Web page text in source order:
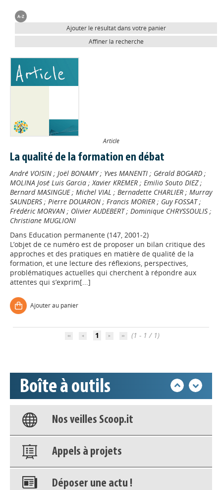
Ajouter le résultat dans votre panier
Affiner la recherche
Article
La qualité de la formation en débat
André VOISIN ; Joël BONAMY; Yves MANENTI ; Gérald BOGARD ;
MOLINA José Luis Garcia ;Xavier KREMER ; Emilio Souto DIEZ;
Bernard MASINGUE; Michel VIAL ; Bernadette CHARLIER ; Murray
SAUNDERS ; Pierre DOUARON ; Francis MORIER ; Guy FOSSAT;
Frédéric MORVAN ; Olivier AUDEBERT; Dominique CHRYSSOULIS ;
Christiane MUGLIONI
Dans Education permanente (147, 2001-2)
L’objet de ce numéro est de proposer un bilan critique des
approches et des pratiques en matière de qualité de la
formation, et une lecture des réflexions, perspectives,
problématiques actuelles qui cherchent à répondre aux
attentes qui s’exprim[...]
Ajouter au panier
1 (1 - 1 / 1)
Boîte à outils
Appels à projets
Base documentaire
Nos veilles Scoop.it
Appels à projets
Déposer une actu !